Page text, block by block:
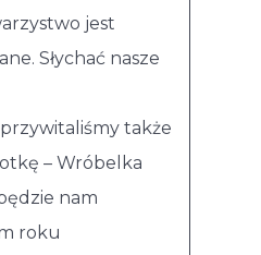
jest
Słychać nasze
także
– Wróbelka
nam
roku